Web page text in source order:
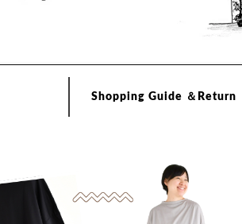
Shopping Guide ＆Return